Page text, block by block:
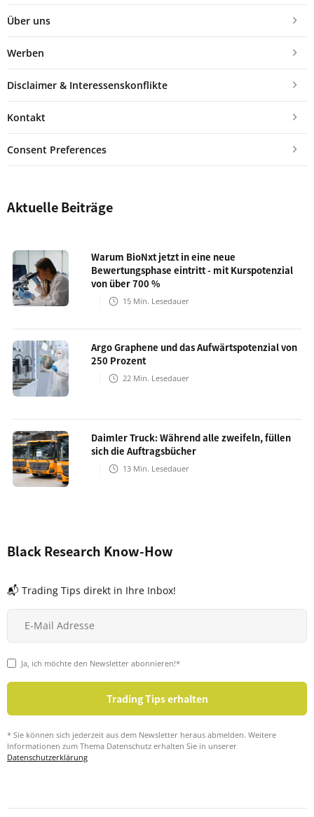
Über uns
Werben
Disclaimer & Interessenskonflikte
Kontakt
Consent Preferences
Aktuelle Beiträge
Warum BioNxt jetzt in eine neue
Bewertungsphase eintritt - mit Kurspotenzial
von über 700 %
15 Min. Lesedauer
Argo Graphene und das Aufwärtspotenzial von
250 Prozent
22 Min. Lesedauer
Daimler Truck: Während alle zweifeln, füllen
sich die Auftragsbücher
13 Min. Lesedauer
Black Research Know-How
📬 Trading Tips direkt in Ihre Inbox!
Ja, ich möchte den Newsletter abonnieren!*
* Sie können sich jederzeit aus dem Newsletter heraus abmelden. Weitere
Informationen zum Thema Datenschutz erhalten Sie in unserer
Datenschutzerklärung